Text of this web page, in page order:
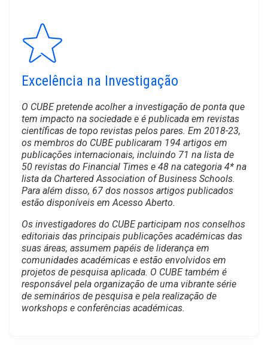
Excelência na Investigação
O CUBE pretende acolher a investigação de ponta que
tem impacto na sociedade e é publicada em revistas
científicas de topo revistas pelos pares. Em 2018-23,
os membros do CUBE publicaram 194 artigos em
publicações internacionais, incluindo 71 na lista de
50 revistas do Financial Times e 48 na categoria 4* na
lista da Chartered Association of Business Schools.
Para além disso, 67 dos nossos artigos publicados
estão disponíveis em Acesso Aberto.
Os investigadores do CUBE participam nos conselhos
editoriais das principais publicações académicas das
suas áreas, assumem papéis de liderança em
comunidades académicas e estão envolvidos em
projetos de pesquisa aplicada. O CUBE também é
responsável pela organização de uma vibrante série
de seminários de pesquisa e pela realização de
workshops e conferências académicas.